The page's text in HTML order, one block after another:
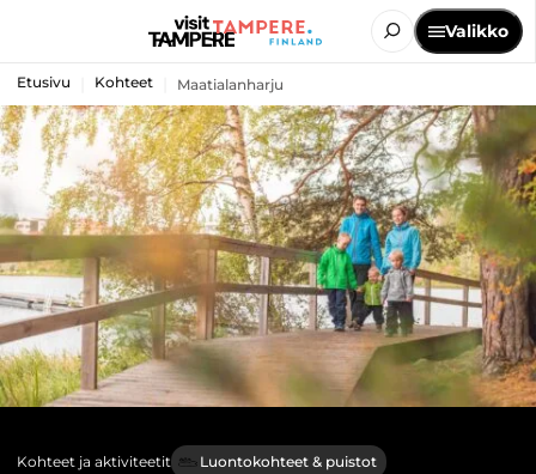
Valikko
Etusivu Kohteet Maatialanharju
Kohteet ja aktiviteetit Luontokohteet & puistot